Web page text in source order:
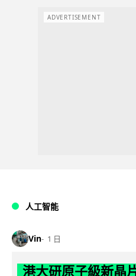
ADVERTISEMENT
人工智能
Vin 1 日
港大研原子級新晶